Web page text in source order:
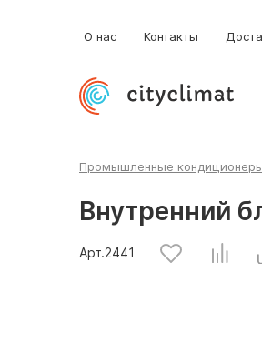
О нас Контакты
Промышленные
Внутренний
Арт.2441